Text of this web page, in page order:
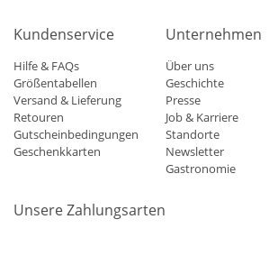
Kundenservice
Hilfe & FAQs
Größentabellen
Versand & Lieferung
Retouren
Gutscheinbedingungen
Geschenkkarten
Unternehmen
Über uns
Geschichte
Presse
Job & Karriere
Standorte
Newsletter
Gastronomie
Unsere Zahlungsarten